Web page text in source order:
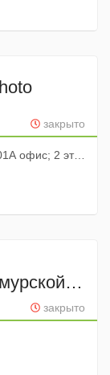
закрыто
офис; 2 этаж
закрыто